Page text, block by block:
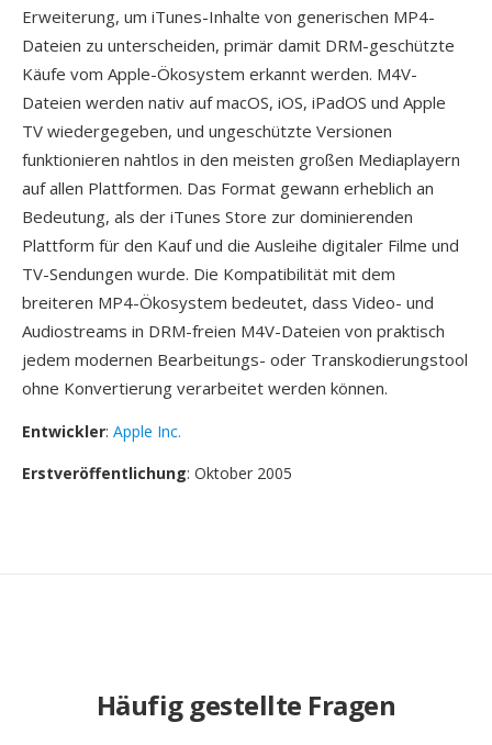
Erweiterung, um iTunes-Inhalte von generischen MP4-
Dateien zu unterscheiden, primär damit DRM-geschützte
Käufe vom Apple-Ökosystem erkannt werden. M4V-
Dateien werden nativ auf macOS, iOS, iPadOS und Apple
TV wiedergegeben, und ungeschützte Versionen
funktionieren nahtlos in den meisten großen Mediaplayern
auf allen Plattformen. Das Format gewann erheblich an
Bedeutung, als der iTunes Store zur dominierenden
Plattform für den Kauf und die Ausleihe digitaler Filme und
TV-Sendungen wurde. Die Kompatibilität mit dem
breiteren MP4-Ökosystem bedeutet, dass Video- und
Audiostreams in DRM-freien M4V-Dateien von praktisch
jedem modernen Bearbeitungs- oder Transkodierungstool
ohne Konvertierung verarbeitet werden können.
Entwickler: Apple Inc.
Erstveröffentlichung: Oktober 2005
Häufig gestellte Fragen